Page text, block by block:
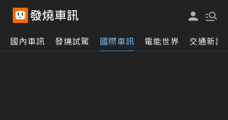
國內車訊 發燒試駕 國際車訊 電能世界 交通新訊